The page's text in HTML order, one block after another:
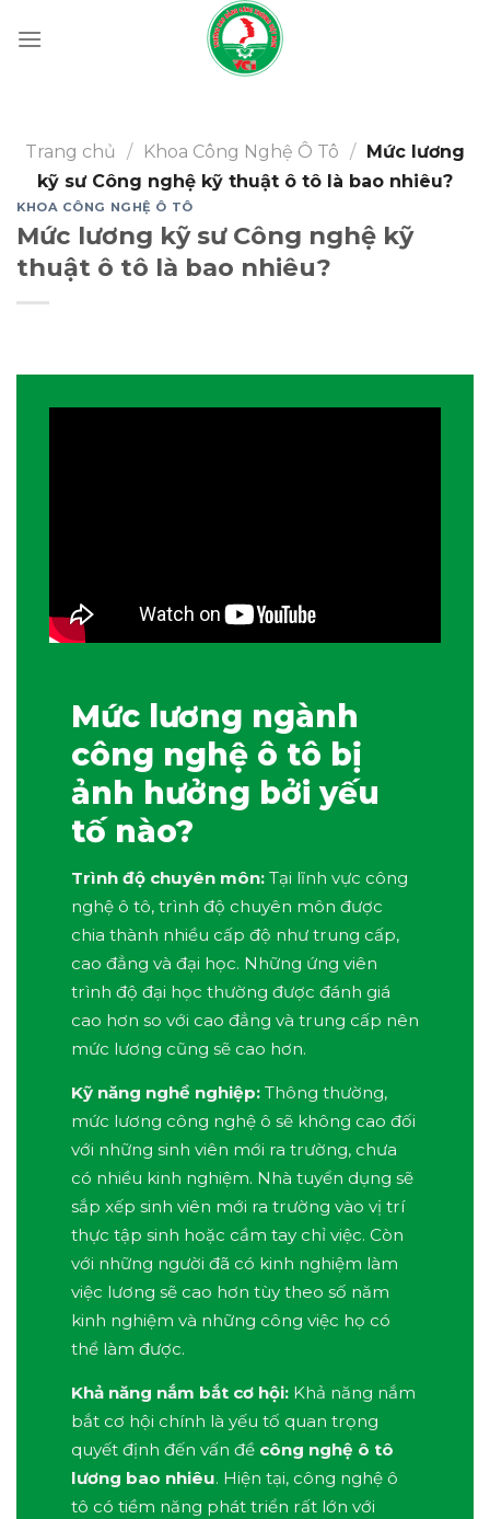
Trang chủ / Khoa Công Nghệ Ô Tô / Mức lương
kỹ sư Công nghệ kỹ thuật ô tô là bao nhiêu?
KHOA CÔNG NGHỆ Ô TÔ
Mức lương kỹ sư Công nghệ kỹ
thuật ô tô là bao nhiêu?
Mức lương ngành
công nghệ ô tô bị
ảnh hưởng bởi yếu
tố nào?
Trình độ chuyên môn: Tại lĩnh vực công
nghệ ô tô, trình độ chuyên môn được
chia thành nhiều cấp độ như trung cấp,
cao đẳng và đại học. Những ứng viên
trình độ đại học thường được đánh giá
cao hơn so với cao đẳng và trung cấp nên
mức lương cũng sẽ cao hơn.
Kỹ năng nghề nghiệp: Thông thường,
mức lương công nghệ ô sẽ không cao đối
với những sinh viên mới ra trường, chưa
có nhiều kinh nghiệm. Nhà tuyển dụng sẽ
sắp xếp sinh viên mới ra trường vào vị trí
thực tập sinh hoặc cầm tay chỉ việc. Còn
với những người đã có kinh nghiệm làm
việc lương sẽ cao hơn tùy theo số năm
kinh nghiệm và những công việc họ có
thể làm được.
Khả năng nắm bắt cơ hội: Khả năng nắm
bắt cơ hội chính là yếu tố quan trọng
quyết định đến vấn đề công nghệ ô tô
lương bao nhiêu. Hiện tại, công nghệ ô
tô có tiềm năng phát triển rất lớn với